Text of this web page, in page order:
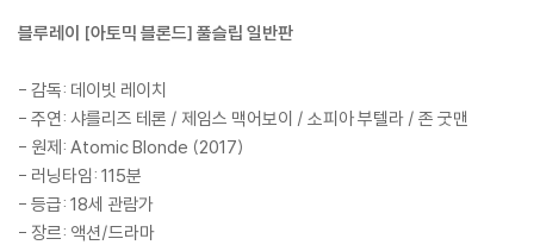
블루레이 [아토믹 블론드] 풀슬립 일반판
- 감독: 데이빗 레이치
- 주연: 샤를리즈 테론 / 제임스 맥어보이 / 소피아 부텔라 / 존 굿맨
- 원제: Atomic Blonde (2017)
- 러닝타임: 115분
- 등급: 18세 관람가
- 장르: 액션/드라마